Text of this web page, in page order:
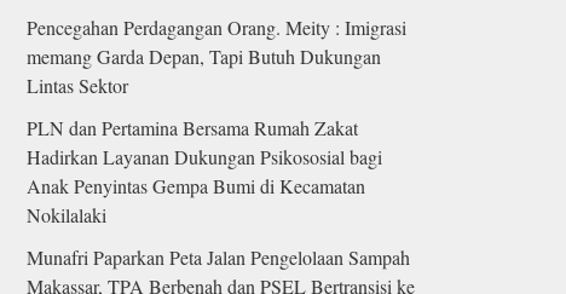
Pencegahan Perdagangan Orang. Meity : Imigrasi
memang Garda Depan, Tapi Butuh Dukungan
Lintas Sektor
PLN dan Pertamina Bersama Rumah Zakat
Hadirkan Layanan Dukungan Psikososial bagi
Anak Penyintas Gempa Bumi di Kecamatan
Nokilalaki
Munafri Paparkan Peta Jalan Pengelolaan Sampah
Makassar, TPA Berbenah dan PSEL Bertransisi ke